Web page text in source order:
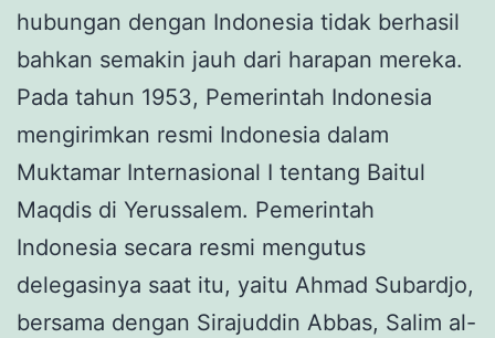
hubungan dengan Indonesia tidak berhasil
bahkan semakin jauh dari harapan mereka.
Pada tahun 1953, Pemerintah Indonesia
mengirimkan resmi Indonesia dalam
Muktamar Internasional I tentang Baitul
Maqdis di Yerussalem. Pemerintah
Indonesia secara resmi mengutus
delegasinya saat itu, yaitu Ahmad Subardjo,
bersama dengan Sirajuddin Abbas, Salim al-